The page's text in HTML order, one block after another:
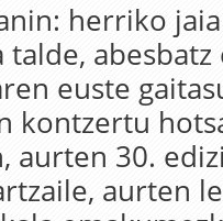
herriko
talde,
euste
kontzertu
aurten 30.
aurten